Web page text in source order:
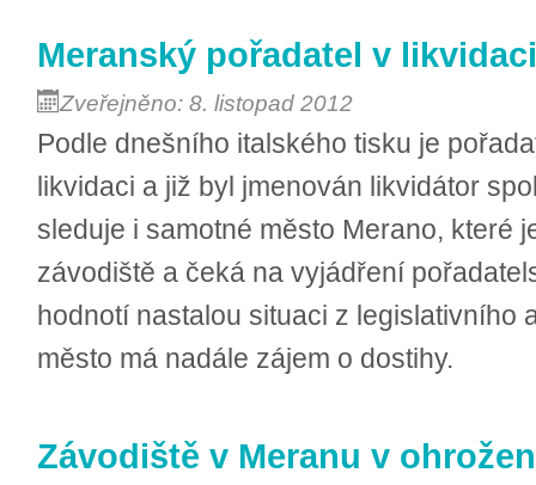
Meranský pořadatel v likvidaci
Zveřejněno: 8. listopad 2012
Podle dnešního italského tisku je
likvidaci a již byl jmenován likvidátor
sleduje i samotné město Merano, které
závodiště a čeká na vyjádření
hodnotí nastalou situaci z legislativního
město má nadále zájem o dostihy.
Závodiště v Meranu v